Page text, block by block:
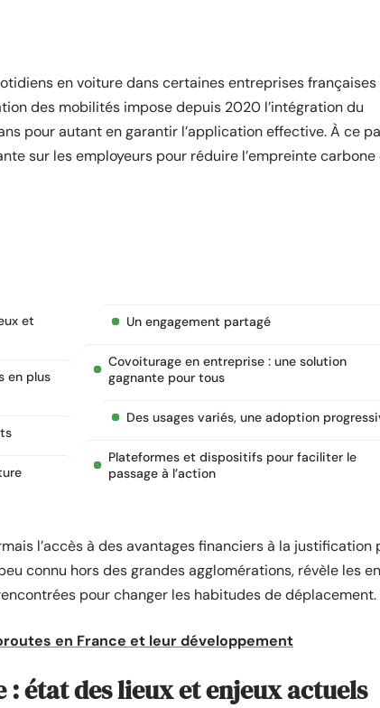
en voiture dans certaines entreprises françaises
des mobilités impose depuis 2020 l’intégration du
pour autant en garantir l’application effective. À ce
sur les employeurs pour réduire l’empreinte carbone
et
en plus
Un engagement partagé
Covoiturage en entreprise : une solution
gagnante pour tous
Des usages variés, une adoption
Plateformes et dispositifs pour faciliter le
passage à l’action
l’accès à des avantages financiers à la justification
connu hors des grandes agglomérations, révèle les
pour changer les habitudes de déplacement.
en France et leur développement
: état des lieux et enjeux actuels